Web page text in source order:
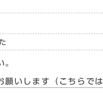
いします（こちらで